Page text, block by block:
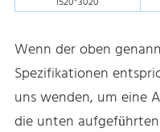
Wenn der oben
Spezifikationen
uns wenden, um eine
die unten